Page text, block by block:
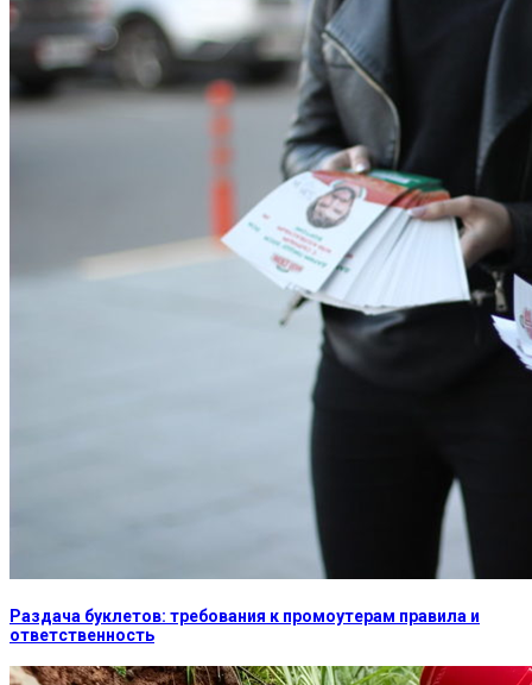
Раздача буклетов: требования к промоутерам правила и
ответственность